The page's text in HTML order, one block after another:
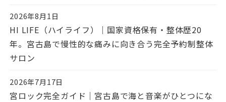
投稿日
2026年8月1日
HI LIFE（ハイライフ）｜国家資格保有・整体歴20
年。宮古島で慢性的な痛みに向き合う完全予約制整体
サロン
投稿日
2026年7月17日
宮ロック完全ガイド｜宮古島で海と音楽がひとつにな